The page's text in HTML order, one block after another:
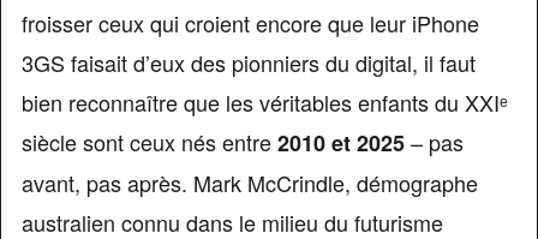
froisser ceux qui croient encore que leur iPhone
3GS faisait d’eux des pionniers du digital, il faut
bien reconnaître que les véritables enfants du XXIᵉ
siècle sont ceux nés entre2010 et 2025– pas
avant, pas après. Mark McCrindle, démographe
australien connu dans le milieu du futurisme